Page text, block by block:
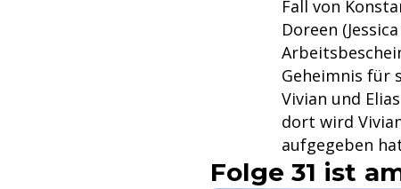
Fall von
Doreen
Geheimnis für
Vivian und
dort wird
aufgegeben
Folge 31 ist